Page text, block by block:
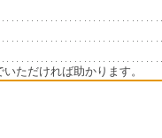
ただければ助かります。